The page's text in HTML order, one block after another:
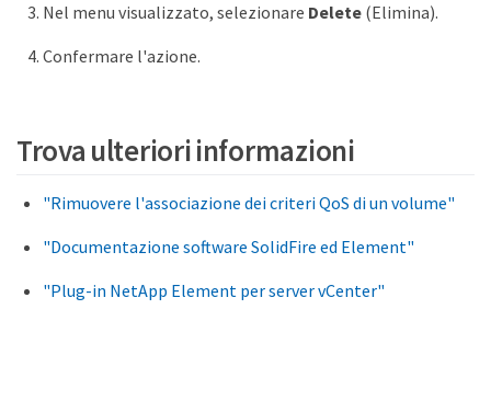
Nel menu visualizzato, selezionare Delete(Elimina).
Confermare l'azione.
Trova ulteriori informazioni
"Rimuovere l'associazione dei criteri QoS di un volume"
"Documentazione software SolidFire ed Element"
"Plug-in NetApp Element per server vCenter"